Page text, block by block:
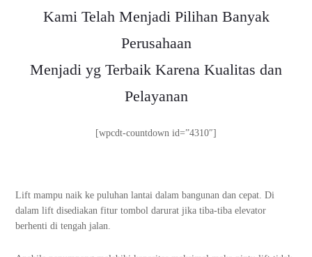
Kami Telah Menjadi Pilihan Banyak
Perusahaan
Menjadi yg Terbaik Karena Kualitas dan
Pelayanan
[wpcdt-countdown id=”4310″]
Lift mampu naik ke puluhan lantai dalam bangunan dan cepat. Di
dalam lift disediakan fitur tombol darurat jika tiba-tiba elevator
berhenti di tengah jalan.